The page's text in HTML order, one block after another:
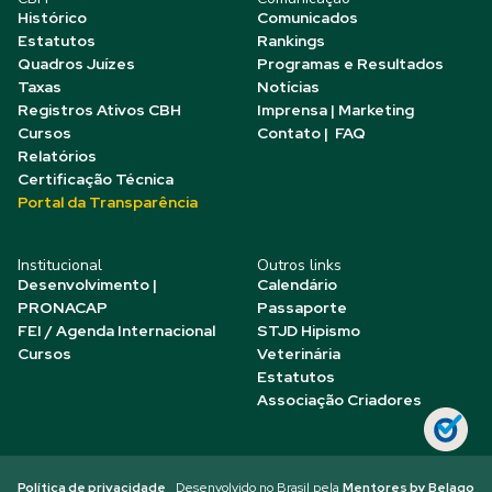
Histórico
Estatutos
Quadros Juízes
Taxas
Registros Ativos CBH
Cursos
Relatórios
Certificação Técnica
Portal da Transparência
Comunicados
Rankings
Programas e Resultados
Notícias
Imprensa | Marketing
Contato | FAQ
Institucional
Desenvolvimento |
PRONACAP
FEI / Agenda Internacional
Cursos
Outros links
Calendário
Passaporte
STJD Hipismo
Veterinária
Estatutos
Associação Criadores
Política de privacidade Desenvolvido no Brasil pela Mentores by Belago